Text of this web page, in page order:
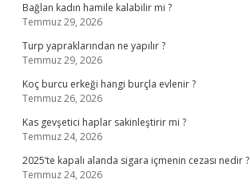
Bağlan kadın hamile kalabilir mi ?
Temmuz 29, 2026
Turp yapraklarından ne yapılır ?
Temmuz 29, 2026
Koç burcu erkeği hangi burçla evlenir ?
Temmuz 26, 2026
Kas gevşetici haplar sakinleştirir mi ?
Temmuz 24, 2026
2025’te kapalı alanda sigara içmenin cezası nedir ?
Temmuz 24, 2026